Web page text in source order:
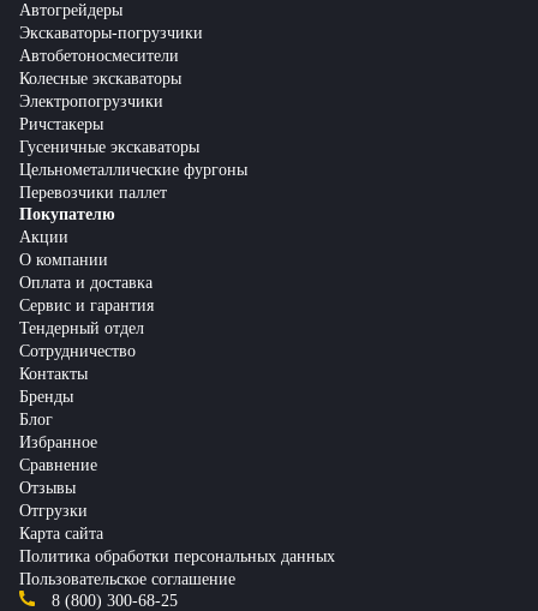
Автогрейдеры
Экскаваторы-погрузчики
Автобетоносмесители
Колесные экскаваторы
Электропогрузчики
Ричстакеры
Гусеничные экскаваторы
Цельнометаллические фургоны
Перевозчики паллет
Покупателю
Акции
О компании
Оплата и доставка
Сервис и гарантия
Тендерный отдел
Сотрудничество
Контакты
Бренды
Блог
Избранное
Сравнение
Отзывы
Отгрузки
Карта сайта
Политика обработки персональных данных
Пользовательское соглашение
8 (800) 300-68-25